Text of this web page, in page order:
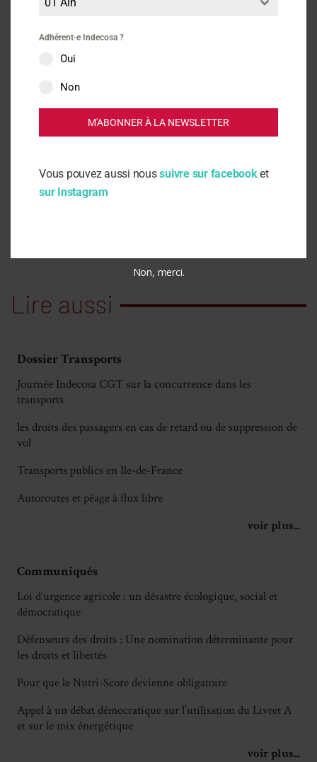
Vie des associations
Transports
13 - Bouches-du-Rhône 83 - Var
Lire aussi
Dossier Transports
Journée Indecosa CGT sur la concurrence dans les
transports
les droits des passagers en cas de retard ou de suppression de
vol
Transports publics en Ile-de-France
Autoroutes et péage à flux libre
voir plus...
Communiqués
Loi d’urgence agricole : un désastre écologique, social et
démocratique
Défenseurs des droits : Une nomination déterminante pour
les droits et libertés
Pour que le Nutri-Score devienne obligatoire
Appel à un débat démocratique sur l’utilisation du Livret A
et sur le mix énergétique
voir plus...
Adhérent·e Indecosa ?
Oui
Non
M'ABONNER À LA NEWSLETTER
Vous pouvez aussi noussuivre sur facebooket
sur Instagram
Non, merci.